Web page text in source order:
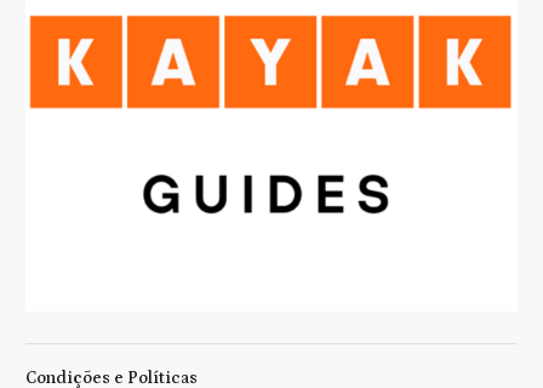
Condições e Políticas